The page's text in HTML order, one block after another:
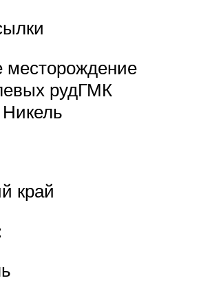
месторождение
рудГМК
край